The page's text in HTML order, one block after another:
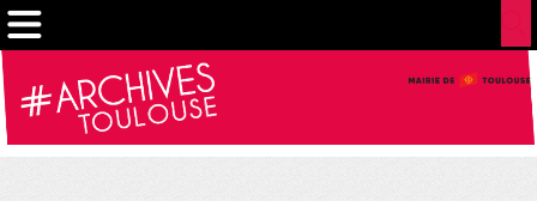
Gestion de vos préférences sur les cookies